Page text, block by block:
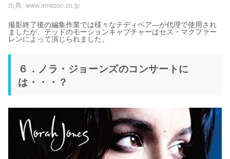
出典: www.amazon.co.jp
撮影終了後の編集作業では様々なテディベア―が代理で使用され
ましたが、テッドのモーションキャプチャーはセス・マクファー
レンによって演じられました。
６．ノラ・ジョーンズのコンサートに
は・・・？